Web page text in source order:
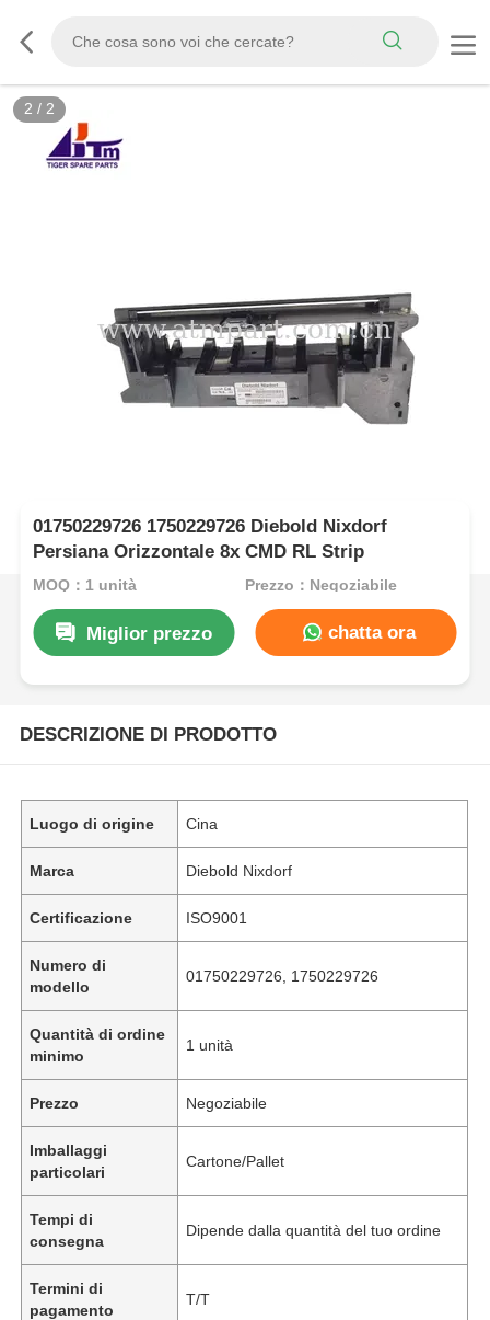
2 / 2
01750229726 1750229726 Diebold Nixdorf
Persiana Orizzontale 8x CMD RL Strip
MOQ：1 unità Prezzo：Negoziabile
Miglior prezzo chatta ora
DESCRIZIONE DI PRODOTTO
Luogo di origine Cina
Marca Diebold Nixdorf
Certificazione ISO9001
Numero di
modello
01750229726, 1750229726
Quantità di ordine
minimo
1 unità
Prezzo Negoziabile
Imballaggi
particolari
Cartone/Pallet
Tempi di
consegna
Dipende dalla quantità del tuo ordine
Termini di
pagamento
T/T